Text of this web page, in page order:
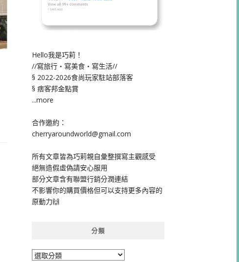
Hello我是巧莉！
//寫旅行・寫美食・寫生活//
§ 2022-2026食尚玩家駐站部落客
§ 痞客邦金點賞
...more
合作邀約：
cherryaroundworld@gmail.com
所有文章皆為巧莉親自彙整撰寫主觀感受
絕無造假虛偽請安心服用
部分文章含有聯盟行銷分潤連結
不影響你的購買價格但可以支持更多內容的
原動力🙌
分類
分